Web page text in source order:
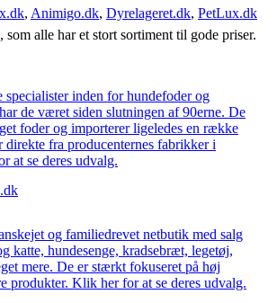
, Animigo.dk, Dyrelageret.dk, PetLux.dk
, som alle har et stort sortiment til gode priser.
specialister inden for hundefoder og
de været siden slutningen af 90erne. De
foder og importerer ligeledes en række
fra producenternes fabrikker i
at se deres udvalg.
og familiedrevet netbutik med salg
katte, hundesenge, kradsebræt, legetøj,
mere. De er stærkt fokuseret på høj
produkter. Klik her for at se deres udvalg.